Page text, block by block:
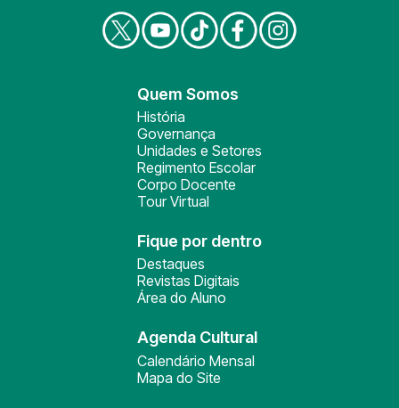
Quem Somos
História
Governança
Unidades e Setores
Regimento Escolar
Corpo Docente
Tour Virtual
Fique por dentro
Destaques
Revistas Digitais
Área do Aluno
Agenda Cultural
Calendário Mensal
Mapa do Site